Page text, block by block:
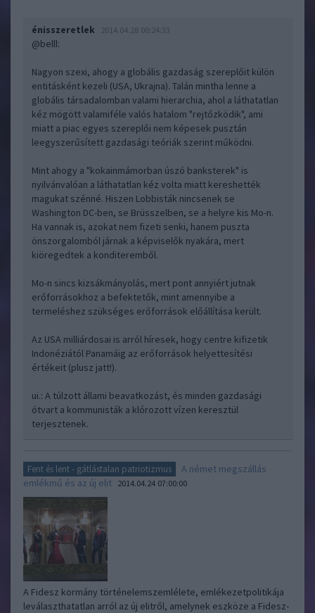
énisszeretlek 2014.04.28 00:24:33
@belll:
Nagyon szexi, ahogy a globális gazdaság szereplőit külön
entitásként kezeli (USA, Ukrajna). Talán mintha lenne a
globális társadalomban valami hierarchia, ahol a láthatatlan
kéz mögött valamiféle valós hatalom "rejtőzködik", ami
miatt a piac egyes szereplői nem képesek pusztán
leegyszerűsített gazdasági teóriák szerint működni.
Mint ahogy a "kokainmámorban úszó banksterek" is
nyilvánvalóan a láthatatlan kéz volta miatt kereshették
magukat szénné. Hiszen Lobbisták nincsenek se
Washington DC-ben, se Brüsszelben, se a helyre kis Mo-n.
Ha vannak is, azokat nem fizeti senki, hanem puszta
önszorgalomból járnak a képviselők nyakára, mert
kiöregedtek a konditeremből.
Mo-n sincs kizsákmányolás, mert pont annyiért jutnak
erőforrásokhoz a befektetők, mint amennyibe a
termeléshez szükséges erőforrások előállítása került.
Az USA milliárdosai is arról híresek, hogy centre kifizetik
Indonéziától Panamáig az erőforrások helyettesítési
értékeit (plusz jatt!).
ui.: A túlzott állami beavatkozást, és minden gazdasági
ótvart a kommunisták a klórozott vízen keresztül
terjesztenek.
Fent és lent - gátlástalan patriotizmus
A német megszállás
emlékmű és az új elit 2014.04.24 07:00:00
A Fidesz kormány történelemszemlélete, emlékezetpolitikája
leválaszthatatlan arról az új elitről, amelynek eszköze a Fidesz-